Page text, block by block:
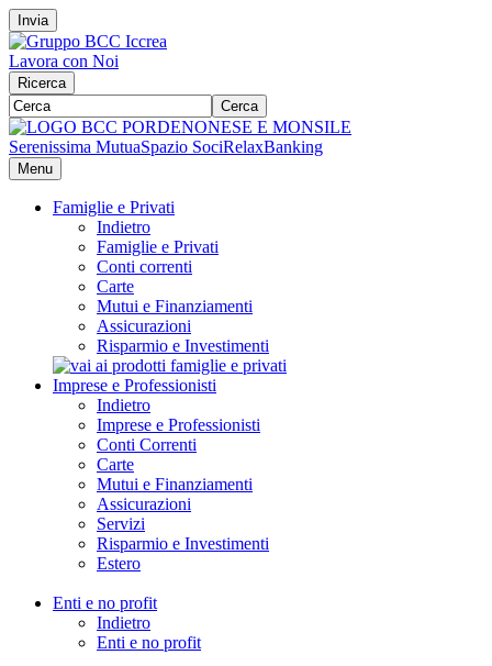
Invia
Lavora con Noi
Ricerca
Cerca
Serenissima MutuaSpazio SociRelaxBanking
Menu
Famiglie e Privati
Indietro
Famiglie e Privati
Conti correnti
Carte
Mutui e Finanziamenti
Assicurazioni
Risparmio e Investimenti
Imprese e Professionisti
Indietro
Imprese e Professionisti
Conti Correnti
Carte
Mutui e Finanziamenti
Assicurazioni
Servizi
Risparmio e Investimenti
Estero
Enti e no profit
Indietro
Enti e no profit